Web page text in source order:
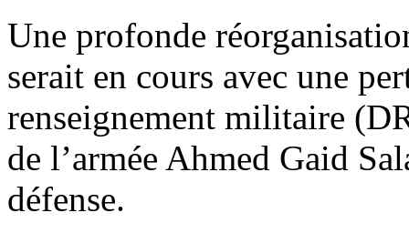
Une profonde
serait en cours avec une
renseignement militaire
de l’armée Ahmed Gaid
défense.